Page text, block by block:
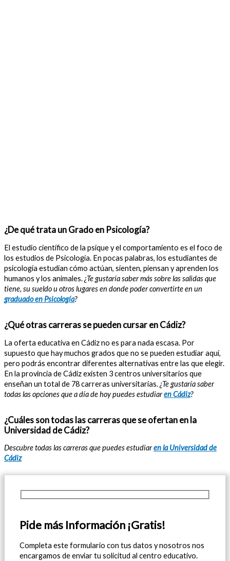
¿De qué trata un Grado en Psicología?
El estudio científico de la psique y el comportamiento es el foco de
los estudios de Psicología. En pocas palabras, los estudiantes de
psicología estudian cómo actúan, sienten, piensan y aprenden los
humanos y los animales.¿Te gustaría saber más sobre las salidas que
tiene, su sueldo u otros lugares en donde poder convertirte en un
graduado en Psicología?
¿Qué otras carreras se pueden cursar en Cádiz?
La oferta educativa en Cádiz no es para nada escasa. Por
supuesto que hay muchos grados que no se pueden estudiar aquí,
pero podrás encontrar diferentes alternativas entre las que elegir.
En la provincia de Cádiz existen 3 centros universitarios que
enseñan un total de 78 carreras universitarias.¿Te gustaría saber
todas las opciones que a día de hoy puedes estudiaren Cádiz?
¿Cuáles son todas las carreras que se ofertan en la
Universidad de Cádiz?
Descubre todas las carreras que puedes estudiaren la Universidad de
Cádiz
Pide más Información ¡Gratis!
Completa este formulario con tus datos y nosotros nos
encargamos de enviar tu solicitud al centro educativo.